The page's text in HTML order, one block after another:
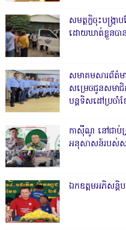
សមត្ថកិ្ចចុះបង្ក្រ
ដោយឃាត់ខ្លួនប
សមាគមសារព័ត៌ម
សម្រេចជូនសមាជិ
បន្តទិសដៅប្រចាំ
កាសុីណូ នៅជាប់ព្
អនុសាសន៍របស់សម្
ឯកឧត្តមអភិសន្